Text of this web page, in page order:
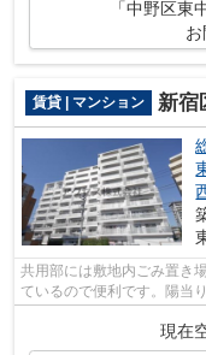
「中野区東
賃貸 | マンション 新宿
共用部には敷地内ごみ置き
ているので便利です。陽当
件なので、電車を多く利用
現在